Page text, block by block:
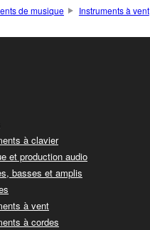
de musique Instruments à vent
à clavier
et production audio
basses et amplis
à vent
à cordes